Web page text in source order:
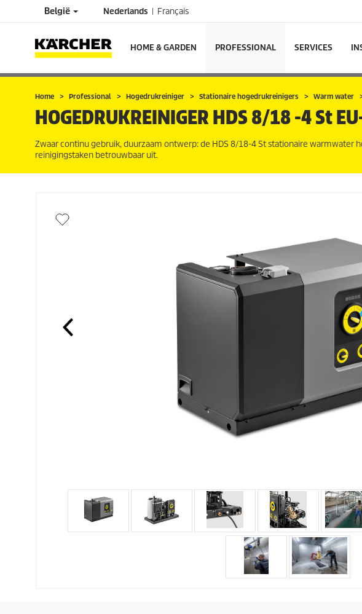
België Nederlands Français
HOME & GARDEN PROFESSIONAL SERVICES
Home Professional Hogedrukreiniger Stationaire hogedrukreinigers Warm water
HOGEDRUKREINIGERHDS 8/18 -4 St
Zwaar continu gebruik, duurzaam ontwerp: de HDS 8/18-4 St stationaire
reinigingstaken betrouwbaar uit.